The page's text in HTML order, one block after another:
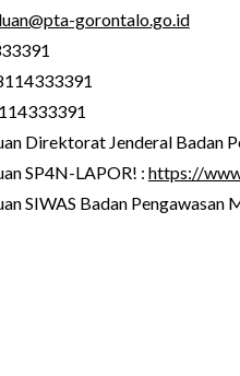
gorontalo.go.id
Direktorat Jenderal Badan
SP4N-LAPOR! : https://
SIWAS Badan Pengawasan